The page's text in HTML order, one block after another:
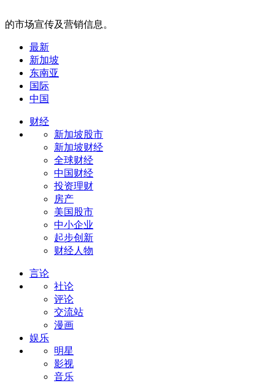
的市场宣传及营销信息。
最新
新加坡
东南亚
国际
中国
财经
新加坡股市
新加坡财经
全球财经
中国财经
投资理财
房产
美国股市
中小企业
起步创新
财经人物
言论
社论
评论
交流站
漫画
娱乐
明星
影视
音乐